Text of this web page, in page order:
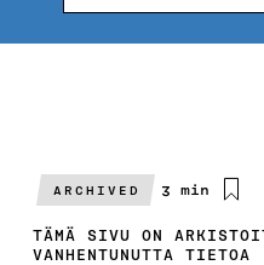
ARCHIVED
Arvioitu
3 min
TÄMÄ SIVU ON
VANHENTUNUTTA TIETOA